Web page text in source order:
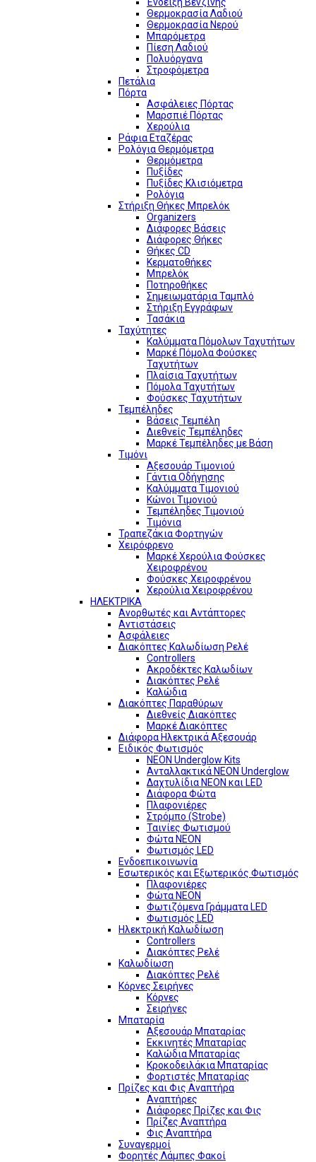
Θερμοκρασία Λαδιού
Θερμοκρασία Νερού
Μπαρόμετρα
Πίεση Λαδιού
Πολυόργανα
Στροφόμετρα
Πετάλια
Πόρτα
Ασφάλειες Πόρτας
Μαρσπιέ Πόρτας
Χερούλια
Ράφια Εταζέρας
Ρολόγια Θερμόμετρα
Θερμόμετρα
Πυξίδες
Πυξίδες Κλισιόμετρα
Ρολόγια
Στήριξη Θήκες Μπρελόκ
Organizers
Διάφορες Βάσεις
Διάφορες Θήκες
Θήκες CD
Κερματοθήκες
Μπρελόκ
Ποτηροθήκες
Σημειωματάρια Ταμπλό
Στήριξη Εγγράφων
Τασάκια
Ταχύτητες
Καλύμματα Πόμολων Ταχυτήτων
Μαρκέ Πόμολα Φούσκες
Ταχυτήτων
Πλαίσια Ταχυτήτων
Πόμολα Ταχυτήτων
Φούσκες Ταχυτήτων
Τεμπέληδες
Βάσεις Τεμπέλη
Διεθνείς Τεμπέληδες
Μαρκέ Τεμπέληδες με Βάση
Τιμόνι
Αξεσουάρ Τιμονιού
Γάντια Οδήγησης
Καλύμματα Τιμονιού
Κώνοι Τιμονιού
Τεμπέληδες Τιμονιού
Τιμόνια
Τραπεζάκια Φορτηγών
Χειρόφρενο
Μαρκέ Χερούλια Φούσκες
Χειροφρένου
Φούσκες Χειροφρένου
Χερούλια Χειροφρένου
ΗΛΕΚΤΡΙΚΑ
Ανορθωτές και Αντάπτορες
Αντιστάσεις
Ασφάλειες
Διακόπτες Καλωδίωση Ρελέ
Controllers
Ακροδέκτες Καλωδίων
Διακόπτες Ρελέ
Καλώδια
Διακόπτες Παραθύρων
Διεθνείς Διακόπτες
Μαρκέ Διακόπτες
Διάφορα Ηλεκτρικά Αξεσουάρ
Ειδικός Φωτισμός
NEON Underglow Kits
Ανταλλακτικά NEON Underglow
Δαχτυλίδια NEON και LED
Διάφορα Φώτα
Πλαφονιέρες
Στρόμπο (Strobe)
Ταινίες Φωτισμού
Φώτα NEON
Φωτισμός LED
Ενδοεπικοινωνία
Εσωτερικός και Εξωτερικός Φωτισμός
Πλαφονιέρες
Φώτα NEON
Φωτιζόμενα Γράμματα LED
Φωτισμός LED
Ηλεκτρική Καλωδίωση
Controllers
Διακόπτες Ρελέ
Καλωδίωση
Διακόπτες Ρελέ
Κόρνες Σειρήνες
Κόρνες
Σειρήνες
Μπαταρία
Αξεσουάρ Μπαταρίας
Εκκινητές Μπαταρίας
Καλώδια Μπαταρίας
Κροκοδειλάκια Μπαταρίας
Φορτιστές Μπαταρίας
Πρίζες και Φις Αναπτήρα
Αναπτήρες
Διάφορες Πρίζες και Φις
Πρίζες Αναπτήρα
Φις Αναπτήρα
Συναγερμοί
Φορητές Λάμπες Φακοί